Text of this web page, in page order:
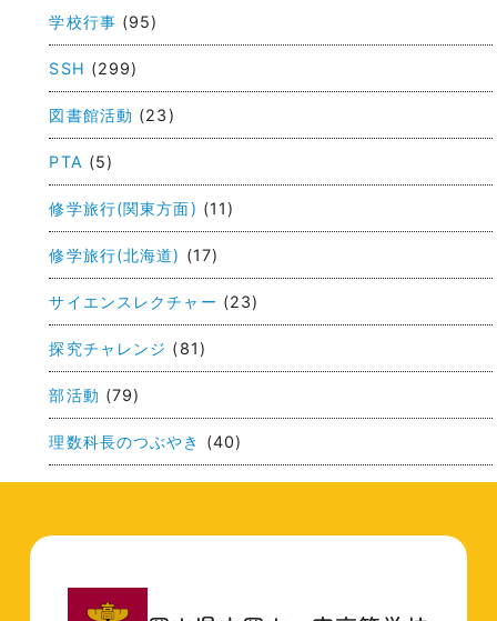
ナ
ビ
ゲ
ー
シ
ョ
ン
学校行事 (95)
SSH (299)
図書館活動 (23)
PTA (5)
修学旅行(関東方面) (11)
修学旅行(北海道) (17)
サイエンスレクチャー (23)
探究チャレンジ (81)
部活動 (79)
理数科長のつぶやき (40)